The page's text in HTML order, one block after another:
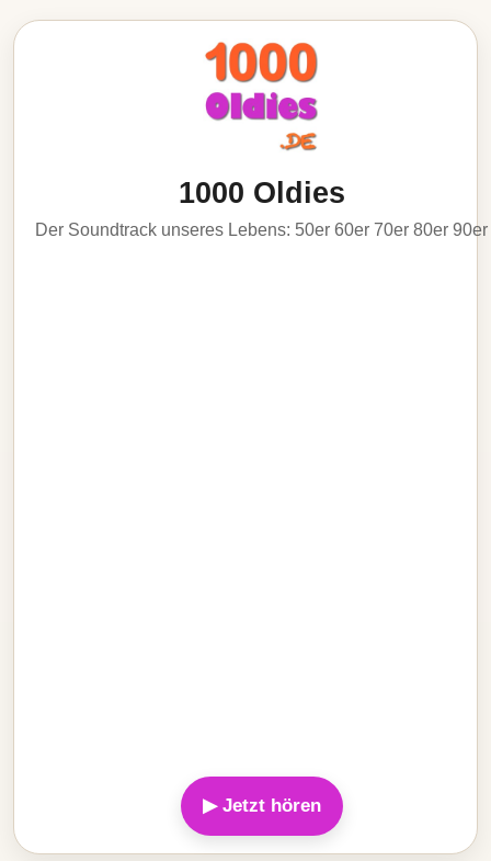
1000 Oldies
Der Soundtrack unseres Lebens: 50er 60er 70er 80er 90er
▶ Jetzt hören